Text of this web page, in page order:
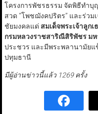
โครงการพัชรธรรม จัดพิธีทำ
สวด “โพชฌังคปริตร” และร่วม
ชัยมงคลแด่ สมเด็จพระเจ้าลูก
กรมหลวงราชสาริณีสิริพัชร ม
ประชวร และมีพระพลานามัยแ
ปทุมธานี
มีผู้อ่านข่าวนี้แล้ว 1269 ครั้ง